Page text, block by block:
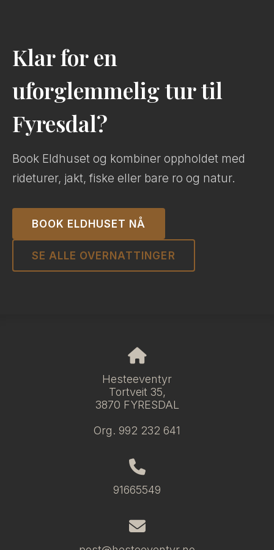
Klar for en
uforglemmelig tur til
Fyresdal?
Book Eldhuset og kombiner oppholdet med
rideturer, jakt, fiske eller bare ro og natur.
BOOK ELDHUSET NÅ
SE ALLE OVERNATTINGER
Hesteeventyr
Tortveit 35,
3870 FYRESDAL
Org. 992 232 641
91665549